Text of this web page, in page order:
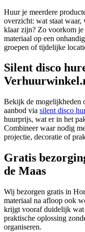
Huur je meerdere
overzicht: wat staat
klaar zijn? Zo voorkom je
materiaal op een
groepen of tijdelijke
Silent disco
Bekijk de mogelijkheden
aanbod via silent disco
huurprijs, wat er in het
Combineer waar nodig
projectie, decoratie of
Gratis
de Maas
Wij bezorgen gratis in
materiaal na afloop ook
krijgt vooraf duidelijk wat
praktische oplossing
organiseren.